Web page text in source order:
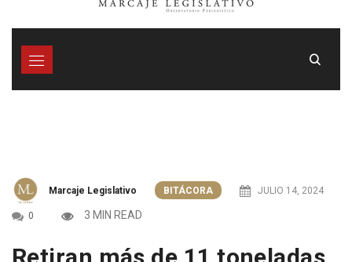
Marcaje Legislativo BITÁCORA JULIO 14, 2024
0 3 MIN READ